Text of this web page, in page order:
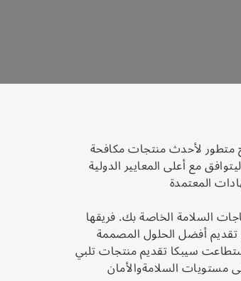
متطور لأحدث منتجات مكافحة
مع أعلى المعايير الدولية
المعتمدة
السلامة الخاصة بك. فريقها
أفضل الحلول المصممة
سيبكا تقديم منتجات تلبي
مستويات السلامةوالأمان